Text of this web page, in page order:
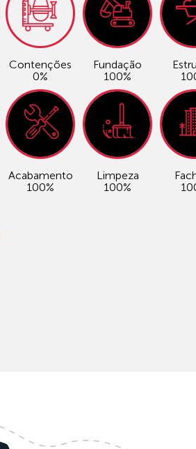
Contenções
0%
Fundação
100%
Acabamento
100%
Limpeza
100%